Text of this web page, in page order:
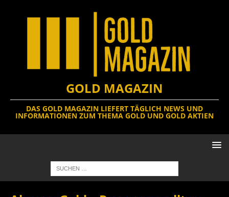
GOLD MAGAZIN
DAS GOLD MAGAZIN LIEFERT TÄGLICH NEWS UND
INFORMATIONEN ZUM THEMA GOLD UND GOLD AKTIEN